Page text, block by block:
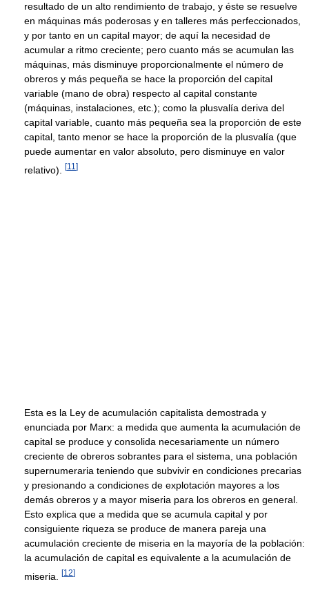
resultado de un alto rendimiento de trabajo, y éste se resuelve
en máquinas más poderosas y en talleres más perfeccionados,
y por tanto en un capital mayor; de aquí la necesidad de
acumular a ritmo creciente; pero cuanto más se acumulan las
máquinas, más disminuye proporcionalmente el número de
obreros y más pequeña se hace la proporción del capital
variable (mano de obra) respecto al capital constante
(máquinas, instalaciones, etc.); como la plusvalía deriva del
capital variable, cuanto más pequeña sea la proporción de este
capital, tanto menor se hace la proporción de la plusvalía (que
puede aumentar en valor absoluto, pero disminuye en valor
relativo).
[11 ]
Esta es la Ley de acumulación capitalista demostrada y
enunciada por Marx: a medida que aumenta la acumulación de
capital se produce y consolida necesariamente un número
creciente de obreros sobrantes para el sistema, una población
supernumeraria teniendo que subvivir en condiciones precarias
y presionando a condiciones de explotación mayores a los
demás obreros y a mayor miseria para los obreros en general.
Esto explica que a medida que se acumula capital y por
consiguiente riqueza se produce de manera pareja una
acumulación creciente de miseria en la mayoría de la población:
la acumulación de capital es equivalente a la acumulación de
miseria.
[12]